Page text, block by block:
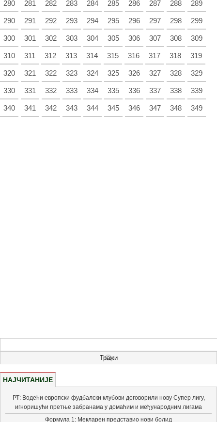
280 281 282 283 284 285 286 287 288 289
290 291 292 293 294 295 296 297 298 299
300 301 302 303 304 305 306 307 308 309
310 311 312 313 314 315 316 317 318 319
320 321 322 323 324 325 326 327 328 329
330 331 332 333 334 335 336 337 338 339
340 341 342 343 344 345 346 347 348 349
НАЈЧИТАНИЈЕ
РТ: Водећи европски фудбалски клубови договорили нову Супер лигу,
игноришући претње забранама у домаћим и међународним лигама
Формула 1: Мекларен представио нови болид